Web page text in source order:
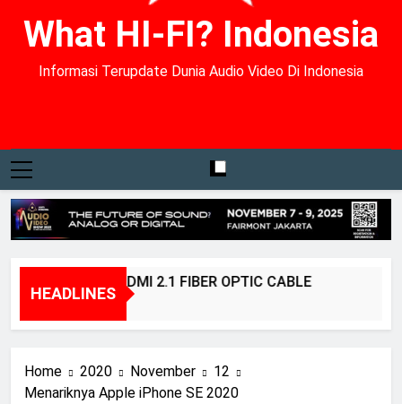
What HI-FI? Indonesia
Informasi Terupdate Dunia Audio Video Di Indonesia
HEADLINES
BRIDGEE – HDMI 2.1 FIBER OPTIC CABLE
Home 2020 November
12
Menariknya Apple iPhone SE 2020